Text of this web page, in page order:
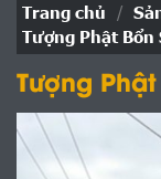
Trang chủ /
Tượng Phật Bổn
Tượng